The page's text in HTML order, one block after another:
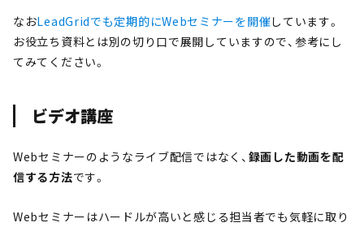
なおLeadGridでも定期的にWebセミナーを開催しています。
お役立ち資料とは別の切り口で展開していますので、参考にし
てみてください。
ビデオ講座
Webセミナーのようなライブ配信ではなく、 録画した動画を配
信する方法です。
Webセミナーはハードルが高いと感じる担当者でも気軽に取り